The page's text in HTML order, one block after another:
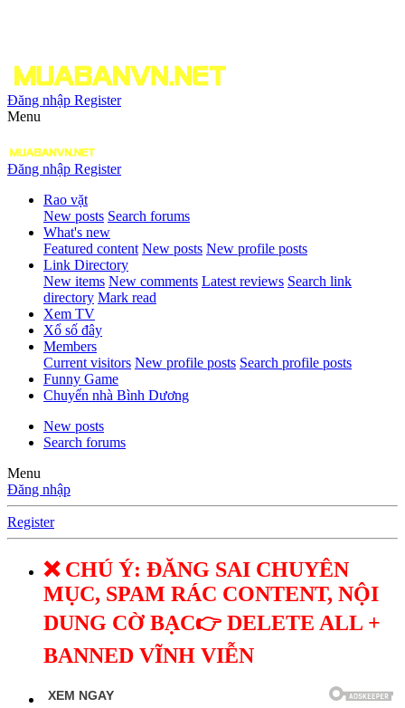
Đăng nhập Register
Menu
Đăng nhập Register
Rao vặt
New posts Search forums
What's new
Featured content New posts New profile posts
Link Directory
New items New comments Latest reviews Search link
directory Mark read
Xem TV
Xổ số đây
Members
Current visitors New profile posts Search profile posts
Funny Game
Chuyển nhà Bình Dương
New posts
Search forums
Menu
Đăng nhập
Register
❌ CHÚ Ý: ĐĂNG SAI CHUYÊN
MỤC, SPAM RÁC CONTENT, NỘI
DUNG CỜ BẠC👉 DELETE ALL +
BANNED VĨNH VIỄN